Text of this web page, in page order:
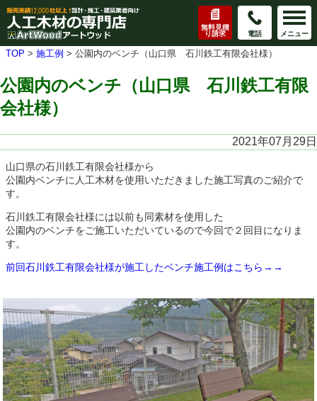
無料見積
り請求
電話 メニュー
TOP > 施工例 > 公園内のベンチ（山口県 石川鉄工有限会社様）
公園内のベンチ（山口県 石川鉄工有限
会社様）
2021年07月29日
山口県の石川鉄工有限会社様から
公園内ベンチに人工木材を使用いただきました施工写真のご紹介で
す。
石川鉄工有限会社様には以前も同素材を使用した
公園内のベンチをご施工いただいているので今回で２回目になりま
す。
前回石川鉄工有限会社様が施工したベンチ施工例はこちら→→